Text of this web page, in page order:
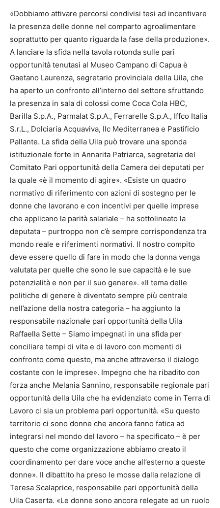
«Dobbiamo attivare percorsi condivisi tesi ad incentivare
la presenza delle donne nel comparto agroalimentare
soprattutto per quanto riguarda la fase della produzione».
A lanciare la sfida nella tavola rotonda sulle pari
opportunità tenutasi al Museo Campano di Capua è
Gaetano Laurenza, segretario provinciale della Uila, che
ha aperto un confronto all’interno del settore sfruttando
la presenza in sala di colossi come Coca Cola HBC,
Barilla S.p.A., Parmalat S.p.A., Ferrarelle S.p.A., Iffco Italia
S.r.L., Dolciaria Acquaviva, Ilc Mediterranea e Pastificio
Pallante. La sfida della Uila può trovare una sponda
istituzionale forte in Annarita Patriarca, segretaria del
Comitato Pari opportunità della Camera dei deputati per
la quale «è il momento di agire». «Esiste un quadro
normativo di riferimento con azioni di sostegno per le
donne che lavorano e con incentivi per quelle imprese
che applicano la parità salariale – ha sottolineato la
deputata – purtroppo non c’è sempre corrispondenza tra
mondo reale e riferimenti normativi. Il nostro compito
deve essere quello di fare in modo che la donna venga
valutata per quelle che sono le sue capacità e le sue
potenzialità e non per il suo genere». «Il tema delle
politiche di genere è diventato sempre più centrale
nell’azione della nostra categoria – ha aggiunto la
responsabile nazionale pari opportunità della Uila
Raffaella Sette – Siamo impegnati in una sfida per
conciliare tempi di vita e di lavoro con momenti di
confronto come questo, ma anche attraverso il dialogo
costante con le imprese». Impegno che ha ribadito con
forza anche Melania Sannino, responsabile regionale pari
opportunità della Uila che ha evidenziato come in Terra di
Lavoro ci sia un problema pari opportunità. «Su questo
territorio ci sono donne che ancora fanno fatica ad
integrarsi nel mondo del lavoro – ha specificato – è per
questo che come organizzazione abbiamo creato il
coordinamento per dare voce anche all’esterno a queste
donne». Il dibattito ha preso le mosse dalla relazione di
Teresa Scalaprice, responsabile pari opportunità della
Uila Caserta. «Le donne sono ancora relegate ad un ruolo